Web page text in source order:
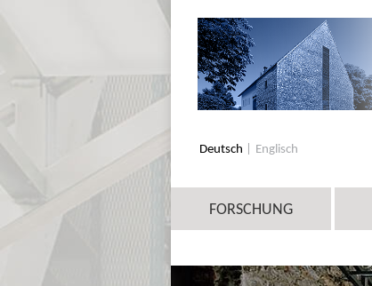
Deutsch Englisch
FORSCHUNG